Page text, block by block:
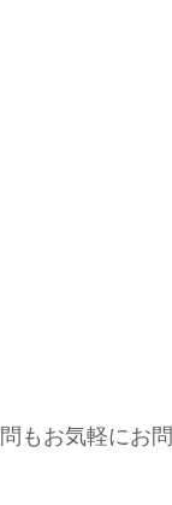
もお気軽にお問